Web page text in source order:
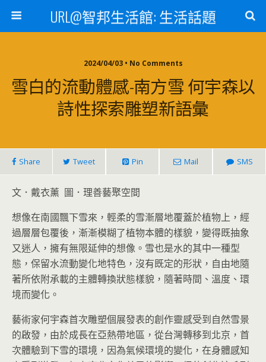
URL@智邦生活館: 生活話題
2024/04/03 • No Comments
雪白的流動體感-南方雪 何宇森以
詩性探索雕塑新語彙
Share Tweet Pin Mail SMS
文．戴衣薰 圖．理善藝聚空間
想像在南國飄下雪來，輕柔的雪漸層地覆蓋於植物上，經
過層層包覆後，漸漸模糊了植物本體的樣貌，變得既抽象
又迷人，擁有無限延伸的想像。雪也是水的其中一種型
態，保留水流動變化地特色，沒有既定的形狀，自由地隨
著所依附承載的主體轉換狀態樣貌，隨著時間、溫度、環
境而變化。
藝術家何宇森首次雕塑個展發表的創作靈感受到自然雪景
的啟發，由於成長在亞熱帶地區，從台灣轉移到北京，首
次體驗到下雪的環境，因為氣候環境的變化，在身體感知